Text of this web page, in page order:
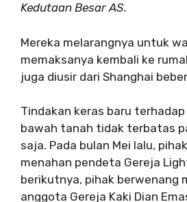
Kedutaan Besar AS.
Mereka melarangnya untuk
memaksanya kembali ke
juga diusir dari Shanghai
Tindakan keras baru
bawah tanah tidak terbatas
saja. Pada bulan Mei lalu,
menahan pendeta Gereja
berikutnya, pihak berwenang
anggota Gereja Kaki Dian